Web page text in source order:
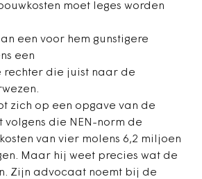
moet leges worden
een voor hem gunstigere
een
rechter die juist naar de
zich op een opgave van de
die NEN-norm de
van vier molens 6,2 miljoen
Maar hij weet precies wat de
Zijn advocaat noemt bij de